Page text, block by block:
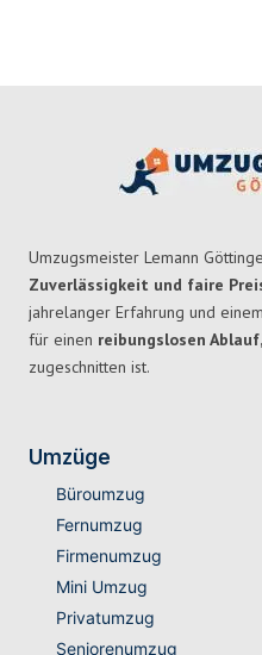
Umzugsmeister Lemann
Zuverlässigkeit und faire
jahrelanger Erfahrung und
für einen reibungslosen Ablauf,
zugeschnitten ist.
Umzüge
Büroumzug
Fernumzug
Firmenumzug
Mini Umzug
Privatumzug
Seniorenumzug